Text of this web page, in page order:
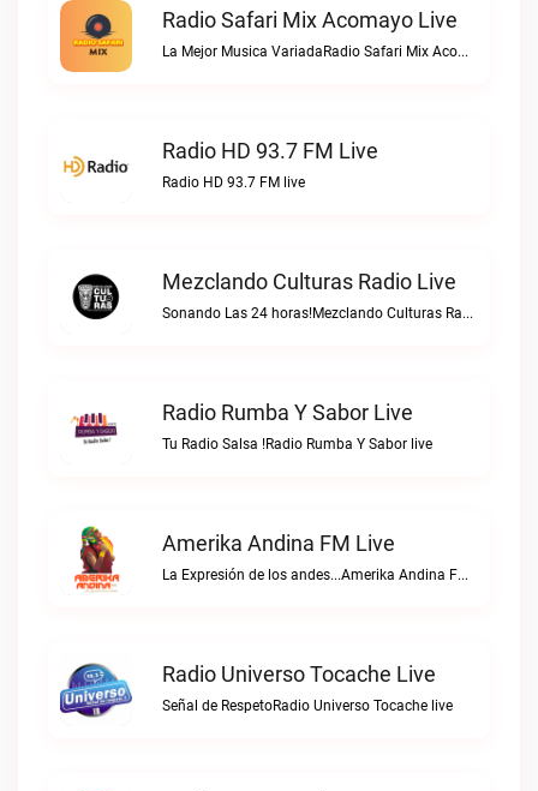
Radio Safari Mix Acomayo Live
La Mejor Musica VariadaRadio Safari Mix Acomayo live
Radio HD 93.7 FM Live
Radio HD 93.7 FM live
Mezclando Culturas Radio Live
Sonando Las 24 horas!Mezclando Culturas Radio live
Radio Rumba Y Sabor Live
Tu Radio Salsa !Radio Rumba Y Sabor live
Amerika Andina FM Live
La Expresión de los andes...Amerika Andina FM live
Radio Universo Tocache Live
Señal de RespetoRadio Universo Tocache live